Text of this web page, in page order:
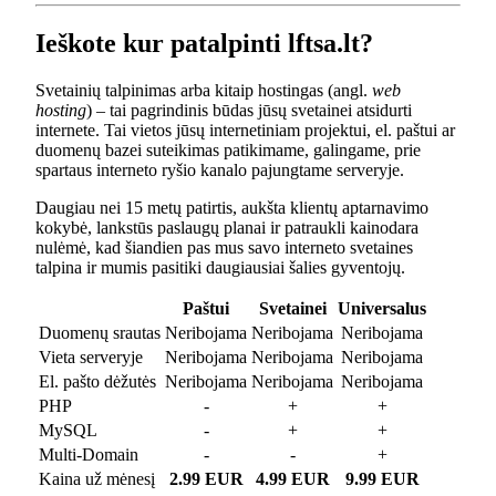
Ieškote kur patalpinti lftsa.lt?
Svetainių talpinimas arba kitaip hostingas (angl. web
hosting) – tai pagrindinis būdas jūsų svetainei atsidurti
internete. Tai vietos jūsų internetiniam projektui, el. paštui ar
duomenų bazei suteikimas patikimame, galingame, prie
spartaus interneto ryšio kanalo pajungtame serveryje.
Daugiau nei 15 metų patirtis, aukšta klientų aptarnavimo
kokybė, lankstūs paslaugų planai ir patraukli kainodara
nulėmė, kad šiandien pas mus savo interneto svetaines
talpina ir mumis pasitiki daugiausiai šalies gyventojų.
Paštui Svetainei
Universalus
Duomenų srautas Neribojama Neribojama Neribojama
Vieta serveryje
Neribojama Neribojama Neribojama
El. pašto dėžutės Neribojama Neribojama Neribojama
PHP
- +
+
MySQL
- +
+
Multi-Domain
- -
+
Kaina už mėnesį
2.99 EUR 4.99 EUR 9.99 EUR